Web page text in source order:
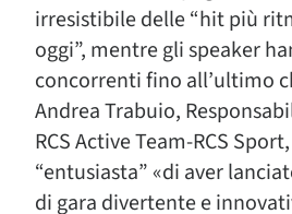
irresistibile delle “hit più
oggi”, mentre gli speaker
concorrenti fino all’ultimo
Andrea Trabuio,
RCS Active Team-RCS
“entusiasta” «di aver
di gara divertente e